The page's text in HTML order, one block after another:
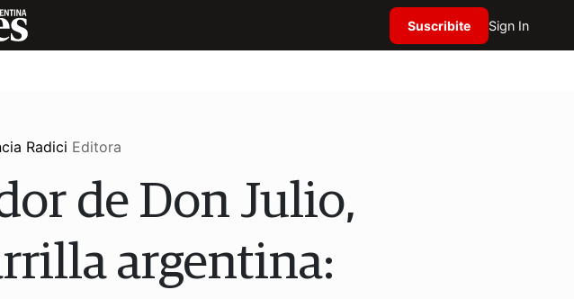
Suscribite Sign In
Radici Editora
de Don Julio,
argentina: